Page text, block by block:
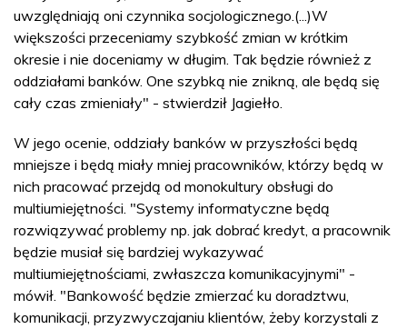
uwzględniają oni czynnika socjologicznego.(...)W
większości przeceniamy szybkość zmian w krótkim
okresie i nie doceniamy w długim. Tak będzie również z
oddziałami banków. One szybką nie znikną, ale będą się
cały czas zmieniały" - stwierdził Jagiełło.
W jego ocenie, oddziały banków w przyszłości będą
mniejsze i będą miały mniej pracowników, którzy będą w
nich pracować przejdą od monokultury obsługi do
multiumiejętności. "Systemy informatyczne będą
rozwiązywać problemy np. jak dobrać kredyt, a pracownik
będzie musiał się bardziej wykazywać
multiumiejętnościami, zwłaszcza komunikacyjnymi" -
mówił. "Bankowość będzie zmierzać ku doradztwu,
komunikacji, przyzwyczajaniu klientów, żeby korzystali z